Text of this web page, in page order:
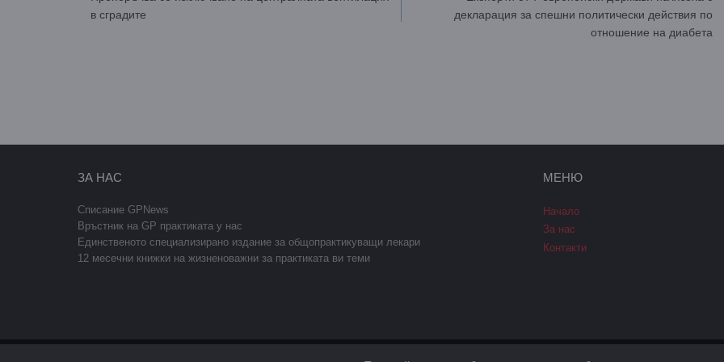
в сградите
декларация за спешни политически действия по
отношение на диабета
ЗА НАС
Списание GPNews
Връстник на GP практиката у нас
Единственото специализирано издание за общопрактикуващи лекари
12 месечни книжки на жизненоважни за практиката ви теми
МЕНЮ
Начало
За нас
Контакти